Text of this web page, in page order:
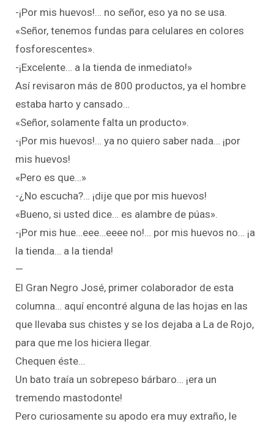
-¡Por mis huevos!… no señor, eso ya no se usa.
«Señor, tenemos fundas para celulares en colores
fosforescentes».
-¡Excelente… a la tienda de inmediato!»
Así revisaron más de 800 productos, ya el hombre
estaba harto y cansado…
«Señor, solamente falta un producto».
-¡Por mis huevos!… ya no quiero saber nada… ¡por
mis huevos!
«Pero es que…»
-¿No escucha?… ¡dije que por mis huevos!
«Bueno, si usted dice… es alambre de púas».
-¡Por mis hue…eee…eeee no!… por mis huevos no… ¡a
la tienda… a la tienda!
—
El Gran Negro José, primer colaborador de esta
columna… aquí encontré alguna de las hojas en las
que llevaba sus chistes y se los dejaba a La de Rojo,
para que me los hiciera llegar.
Chequen éste…
Un bato traía un sobrepeso bárbaro… ¡era un
tremendo mastodonte!
Pero curiosamente su apodo era muy extraño, le